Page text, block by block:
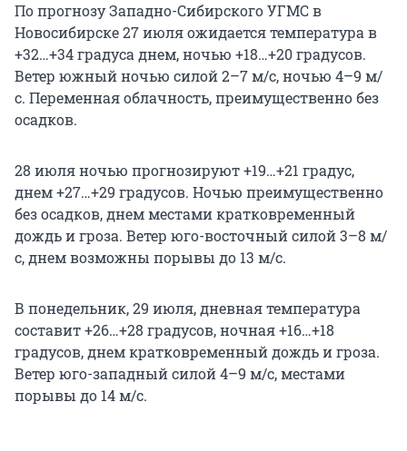
По прогнозу Западно-Сибирского УГМС в
Новосибирске 27 июля ожидается температура в
+32…+34 градуса днем, ночью +18…+20 градусов.
Ветер южный ночью силой 2–7 м/с, ночью 4–9 м/
с. Переменная облачность, преимущественно без
осадков.
28 июля ночью прогнозируют +19…+21 градус,
днем +27…+29 градусов. Ночью преимущественно
без осадков, днем местами кратковременный
дождь и гроза. Ветер юго-восточный силой 3–8 м/
с, днем возможны порывы до 13 м/с.
В понедельник, 29 июля, дневная температура
составит +26…+28 градусов, ночная +16…+18
градусов, днем кратковременный дождь и гроза.
Ветер юго-западный силой 4–9 м/с, местами
порывы до 14 м/с.